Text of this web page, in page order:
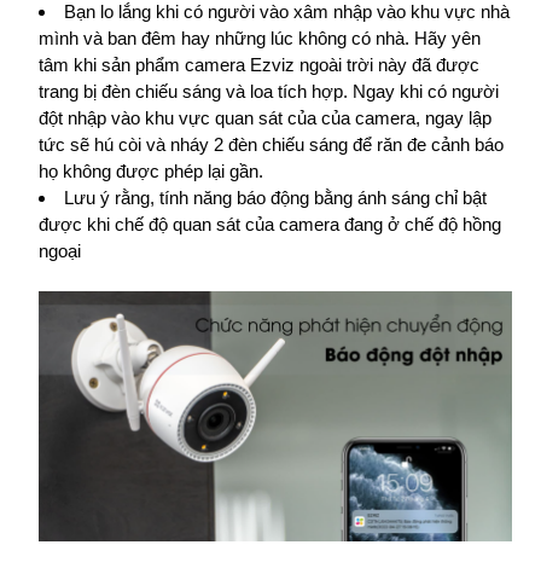
Bạn lo lắng khi có người vào xâm nhập vào khu vực nhà
mình và ban đêm hay những lúc không có nhà. Hãy yên
tâm khi sản phẩm camera Ezviz ngoài trời này đã được
trang bị đèn chiếu sáng và loa tích hợp. Ngay khi có người
đột nhập vào khu vực quan sát của của camera, ngay lập
tức sẽ hú còi và nháy 2 đèn chiếu sáng để răn đe cảnh báo
họ không được phép lại gần.
Lưu ý rằng, tính năng báo động bằng ánh sáng chỉ bật
được khi chế độ quan sát của camera đang ở chế độ hồng
ngoại